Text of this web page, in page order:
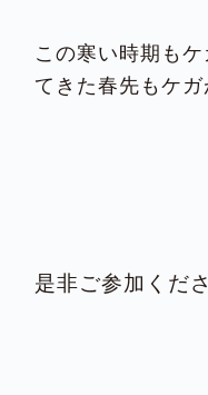
この寒い時期も
てきた春先もケガ
是非ご参加くだ